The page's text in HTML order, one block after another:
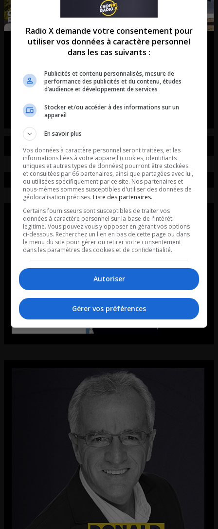
Match2Ride : l’application qui
de voitures et de motos!
Radio X demande votre consentement pour
utiliser vos données à caractère personnel
dans les cas suivants :
Publicités et contenu personnalisés, mesure de
performance des publicités et du contenu, études
d’audience et développement de services
Stocker et/ou accéder à des informations sur un
appareil
En savoir plus
Vos données à caractère personnel seront traitées, et les
informations liées à votre appareil (cookies, identifiants
uniques et autres types de données) pourront être stockées
et consultées par 66 partenaires, ainsi que partagées avec lui,
ou utilisées spécifiquement par ce site. Nos partenaires et
nous-mêmes sommes susceptibles d'utiliser des données de
géolocalisation précises. Liste des partenaires.
Certains fournisseurs sont susceptibles de traiter vos
données à caractère personnel sur la base de l'intérêt
légitime. Vous pouvez vous y opposer en gérant vos options
ci-dessous. Recherchez un lien en bas de cette page ou dans
le menu du site pour gérer ou retirer votre consentement
dans les paramètres des cookies et de confidentialité.
Autoriser
Gérer vos préférences